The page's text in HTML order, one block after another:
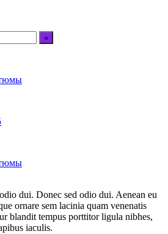
dui. Donec sed odio dui. Aenean eu
ornare sem lacinia quam venenatis
blandit tempus porttitor ligula nibhes,
iaculis.